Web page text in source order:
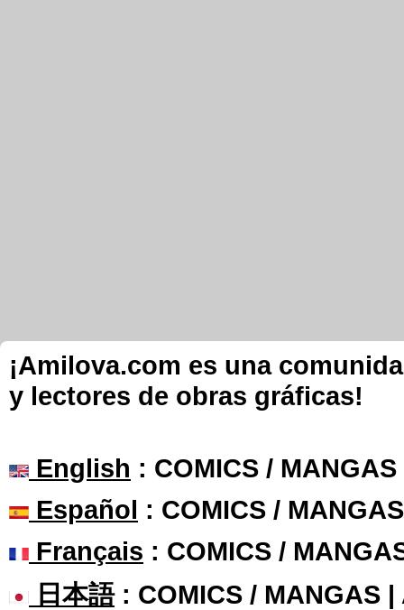
¡Amilova.com es una
y lectores de obras gráficas!
English : COMICS /
Español : COMICS /
Français : COMICS /
日本語: COMICS / MANGAS |